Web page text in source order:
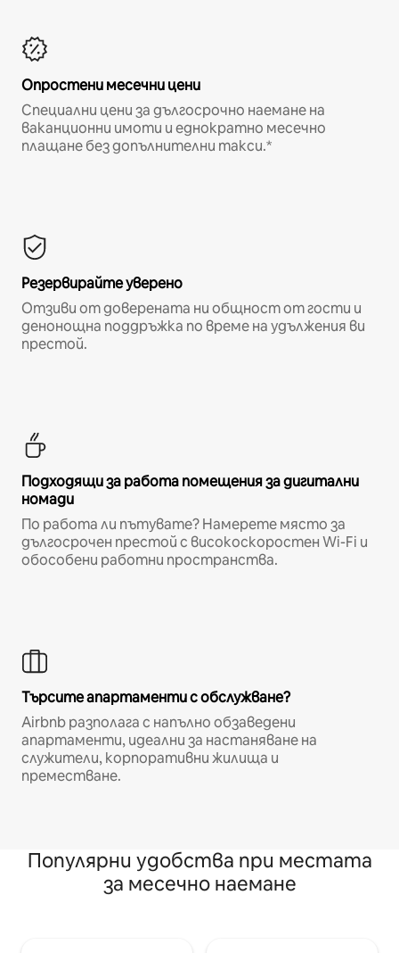
Опростени месечни цени
Специални цени за дългосрочно наемане на
ваканционни имоти и еднократно месечно
плащане без допълнителни такси.*
Резервирайте уверено
Отзиви от доверената ни общност от гости и
денонощна поддръжка по време на удължения ви
престой.
Подходящи за работа помещения за дигитални
номади
По работа ли пътувате? Намерете място за
дългосрочен престой с високоскоростен Wi-Fi и
обособени работни пространства.
Търсите апартаменти с обслужване?
Airbnb разполага с напълно обзаведени
апартаменти, идеални за настаняване на
служители, корпоративни жилища и
преместване.
Популярни удобства при местата
за месечно наемане